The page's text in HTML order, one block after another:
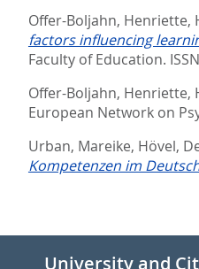
Offer-Boljahn, Henriette,
factors influencing
Faculty of Education.
Offer-Boljahn, Henriette,
European Network on
Urban, Mareike, Hövel,
Kompetenzen im
University and